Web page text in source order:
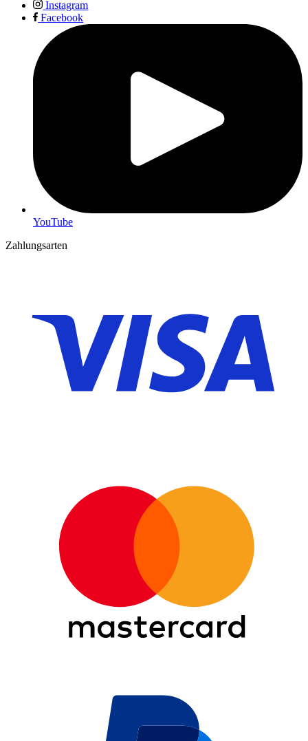
Instagram
Facebook
YouTube
Zahlungsarten